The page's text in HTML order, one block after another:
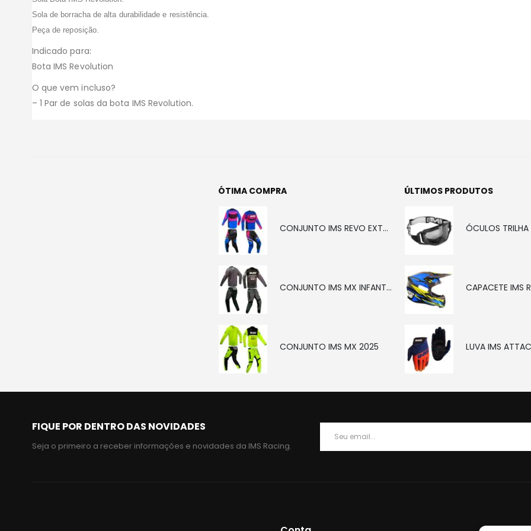
Sola de borracha de alta durabilidade e resistência.
Peça de reposição.
Indicado para:
Bota IMS Revolution
O que vem incluso?
– 1 Par de solas da bota IMS Revolution.
ÓTIMA COMPRA
CONJUNTO IMS REVO EXTREME
CONJUNTO IMS MX INFANTIL CINZA 2025
CONJUNTO IMS MX 2025
ÚLTIMOS PRODUTOS
CAPACETE IMS
LUVA IMS
FIQUE POR DENTRO DAS NOVIDADES
Seja o primeiro a receber informações e novidades da IMS Racing.